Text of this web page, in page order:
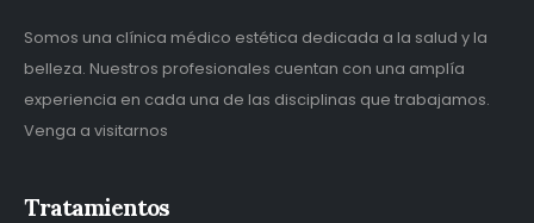
Somos una clínica médico estética dedicada a la salud y la
belleza. Nuestros profesionales cuentan con una amplía
experiencia en cada una de las disciplinas que trabajamos.
Venga a visitarnos
Tratamientos